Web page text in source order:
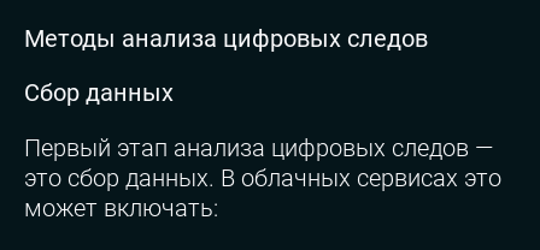
Методы анализа цифровых следов
Сбор данных
Первый этап анализа цифровых следов —
это сбор данных. В облачных сервисах это
может включать: